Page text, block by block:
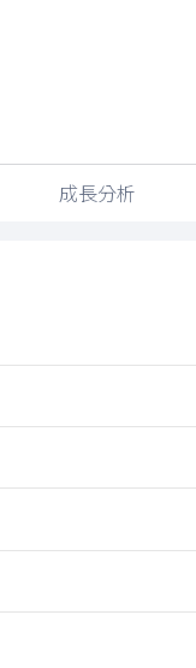
成長分析